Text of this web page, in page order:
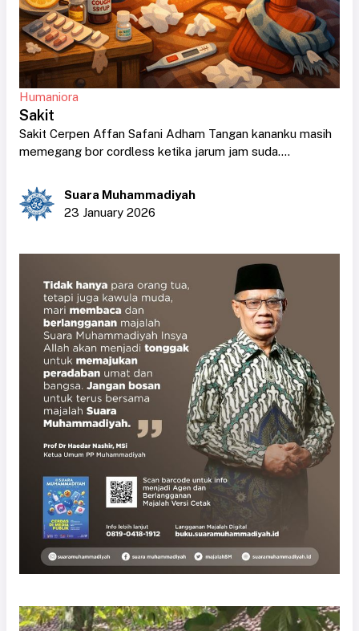
Humaniora
Sakit
Sakit Cerpen Affan Safani Adham Tangan kananku masih
memegang bor cordless ketika jarum jam suda....
Suara Muhammadiyah
23 January 2026